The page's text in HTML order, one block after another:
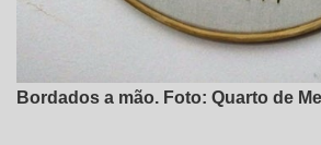
Bordados a mão. Foto: Quarto de